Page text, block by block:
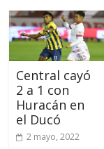
Central cayó
2 a 1 con
Huracán en
el Ducó
2 mayo, 2022